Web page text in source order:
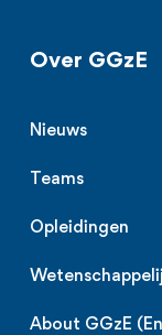
Over GGzE
Nieuws
Teams
Opleidingen
About GGzE